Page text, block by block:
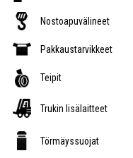
Nostoapuvälineet
Pakkaustarvikkeet
Teipit
Trukin lisälaitteet
Törmäyssuojat